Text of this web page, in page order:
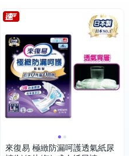
來復易 極緻防漏呵護透氣紙尿